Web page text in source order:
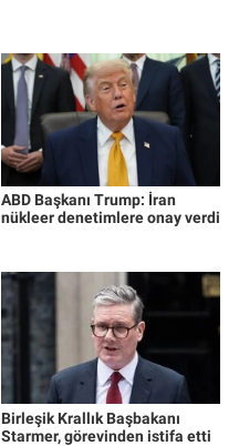
ABD Başkanı Trump: İran
nükleer denetimlere onay verdi
Birleşik Krallık Başbakanı
Starmer, görevinden istifa etti